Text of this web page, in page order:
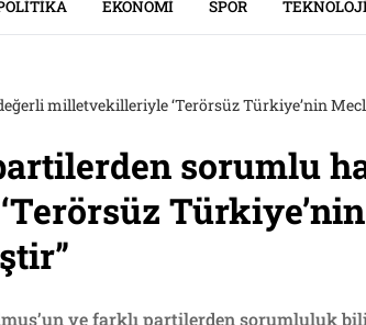
EKONOMI SPOR
sorumlu
ve farklı partilerden sorumluluk